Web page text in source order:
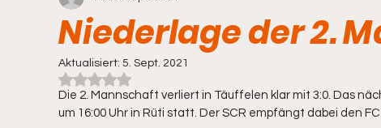
Niederlage der 2.
Aktualisiert: 5. Sept. 2021
Mit NaN von 5 Sternen bewertet.
Die 2. Mannschaft verliert in Täuffelen klar mit 3:0. Das
um 16:00 Uhr in Rüti statt. Der SCR empfängt dabei den